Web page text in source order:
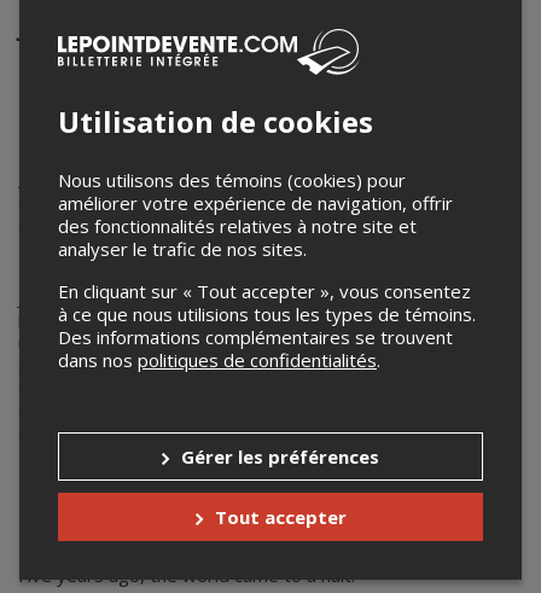
Journal du Confinement : Stories
Inspired by a Year of Isolation
Il y a cinq ans, le monde s’est arrêté.
Aujourd’hui, Theatre For A Cause Geneva ravive Journal du
Confinement — une capsule temporelle théâtrale, née à
Genève, réimaginée à Montréal.
Journal du Confinement est une compilation d'histoires
humaines qui mettent en lumière différents vécus pendant
une année de distanciation sociale. Bien qu’elle en forme le
décor, la pièce ne parle pas de la pandémie: elle parle
qui nous unissent.
Five years ago, the world came to a halt.
Utilisation de cookies
Nous utilisons des témoins (cookies) pour
améliorer votre expérience de navigation, offrir
des fonctionnalités relatives à notre site et
analyser le trafic de nos sites.
En cliquant sur « Tout accepter », vous consentez
à ce que nous utilisions tous les types de témoins.
Des informations complémentaires se trouvent
dans nos politiques de confidentialités.
Gérer les préférences
Tout accepter